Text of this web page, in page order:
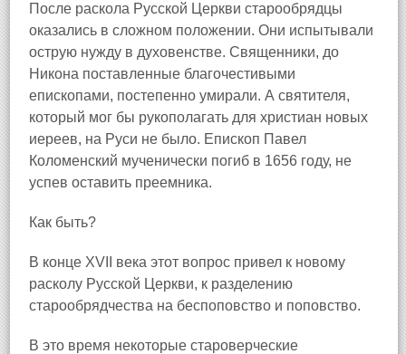
После раскола Русской Церкви старообрядцы
оказались в сложном положении. Они испытывали
острую нужду в духовенстве. Священники, до
Никона поставленные благочестивыми
епископами, постепенно умирали. А святителя,
который мог бы рукополагать для христиан новых
иереев, на Руси не было. Епископ Павел
Коломенский мученически погиб в 1656 году, не
успев оставить преемника.
Как быть?
В конце XVII века этот вопрос привел к новому
расколу Русской Церкви, к разделению
старообрядчества на беспоповство и поповство.
В это время некоторые староверческие